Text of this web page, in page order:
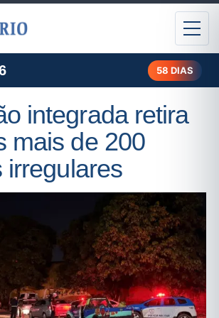
58 DIAS
integrada retira
mais de 200
irregulares